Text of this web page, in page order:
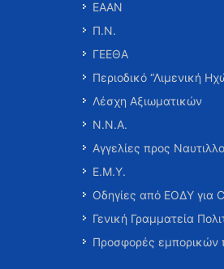
ΕΑΑΝ
Π.Ν.
ΓΕΕΘΑ
Περιοδικό “Λιμενική
Λέσχη Αξιωματικών
Ν.Ν.Α.
Αγγελίες προς
Ε.Μ.Υ.
Οδηγίες από ΕΟΔΥ για
Γενική Γραμματεία
Προσφορές εμπορικών